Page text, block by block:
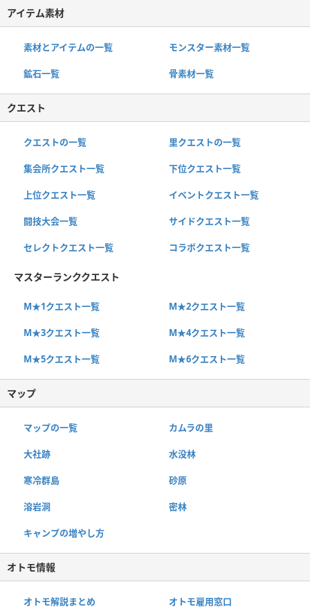
アイテム素材
素材とアイテムの一覧 モンスター素材一覧
鉱石一覧 骨素材一覧
クエスト
クエストの一覧 里クエストの一覧
集会所クエスト一覧 下位クエスト一覧
上位クエスト一覧 イベントクエスト一覧
闘技大会一覧 サイドクエスト一覧
セレクトクエスト一覧 コラボクエスト一覧
マスターランククエスト
M★1クエスト一覧 M★2クエスト一覧
M★3クエスト一覧 M★4クエスト一覧
M★5クエスト一覧 M★6クエスト一覧
マップ
マップの一覧 カムラの里
大社跡 水没林
寒冷群島 砂原
溶岩洞 密林
キャンプの増やし方
オトモ情報
オトモ解説まとめ オトモ雇用窓口